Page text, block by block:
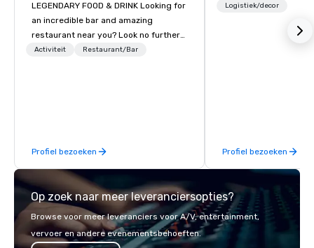
LEGENDARY FOOD & DRINK Looking for
an incredible bar and amazing
restaurant near you? Look no further
than Dave & Buster's. We have
Activiteit Restaurant/Bar
Profiel bezoeken
Logistiek/decor
Profiel bezoeken
Op zoek naar meer leveranciersopties?
Browse voor meer leveranciers voor A/V, entertainment,
vervoer en andere evenementsbehoeften.